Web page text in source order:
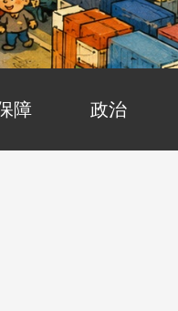
障 政治